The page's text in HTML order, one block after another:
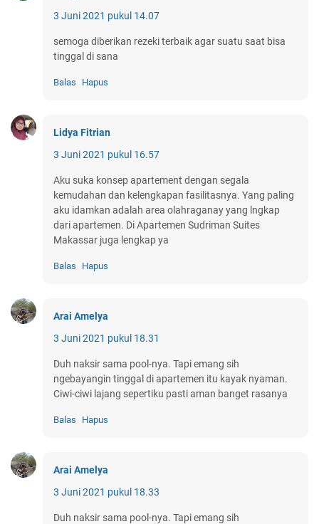
3 Juni 2021 pukul 14.07
semoga diberikan rezeki terbaik agar suatu saat bisa
tinggal di sana
Balas Hapus
Lidya Fitrian
3 Juni 2021 pukul 16.57
Aku suka konsep apartement dengan segala
kemudahan dan kelengkapan fasilitasnya. Yang paling
aku idamkan adalah area olahraganay yang lngkap
dari apartemen. Di Apartemen Sudriman Suites
Makassar juga lengkap ya
Balas Hapus
Arai Amelya
3 Juni 2021 pukul 18.31
Duh naksir sama pool-nya. Tapi emang sih
ngebayangin tinggal di apartemen itu kayak nyaman.
Ciwi-ciwi lajang sepertiku pasti aman banget rasanya
Balas Hapus
Arai Amelya
3 Juni 2021 pukul 18.33
Duh naksir sama pool-nya. Tapi emang sih